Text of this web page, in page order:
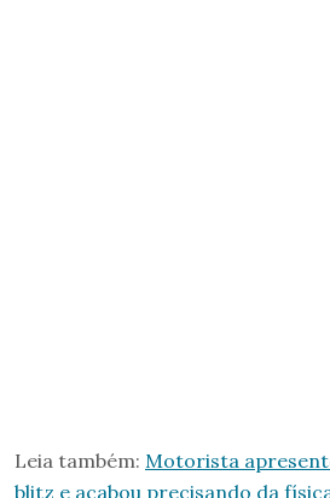
Leia também: Motorista
blitz e acabou precisando da